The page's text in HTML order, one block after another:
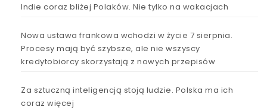
Indie coraz bliżej Polaków. Nie tylko na wakacjach
Nowa ustawa frankowa wchodzi w życie 7 sierpnia.
Procesy mają być szybsze, ale nie wszyscy
kredytobiorcy skorzystają z nowych przepisów
Za sztuczną inteligencją stoją ludzie. Polska ma ich
coraz więcej